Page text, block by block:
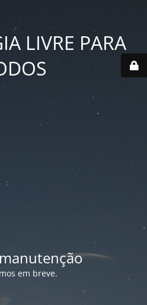
LIVRE PARA
em breve.